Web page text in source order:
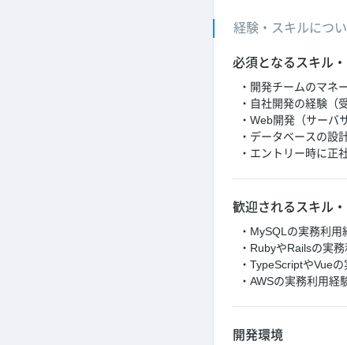
経験・スキルにつ
必須となるスキル
・開発チームのマネ
・自社開発の経験（
・Web開発（サーバ
・データベースの設
・エントリー時に正
歓迎されるスキル
・MySQLの実務利用
・RubyやRailsの実
・TypeScriptやVue
・AWSの実務利用経
開発環境